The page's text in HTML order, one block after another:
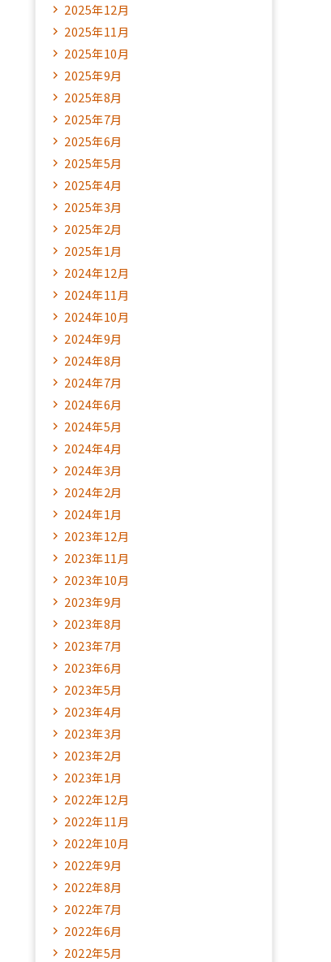
2025年12月
2025年11月
2025年10月
2025年9月
2025年8月
2025年7月
2025年6月
2025年5月
2025年4月
2025年3月
2025年2月
2025年1月
2024年12月
2024年11月
2024年10月
2024年9月
2024年8月
2024年7月
2024年6月
2024年5月
2024年4月
2024年3月
2024年2月
2024年1月
2023年12月
2023年11月
2023年10月
2023年9月
2023年8月
2023年7月
2023年6月
2023年5月
2023年4月
2023年3月
2023年2月
2023年1月
2022年12月
2022年11月
2022年10月
2022年9月
2022年8月
2022年7月
2022年6月
2022年5月